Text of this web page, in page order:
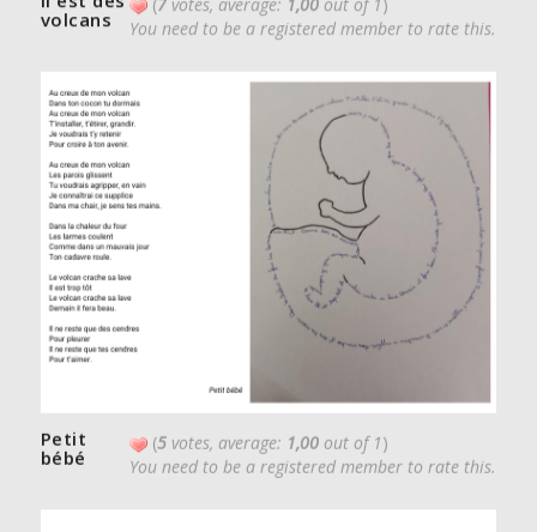
(7 votes, average: 1,00 out of 1)
You need to be a registered member to rate this.
volcans
(5 votes, average: 1,00 out of 1)
You need to be a registered member to rate this.
Petit
bébé